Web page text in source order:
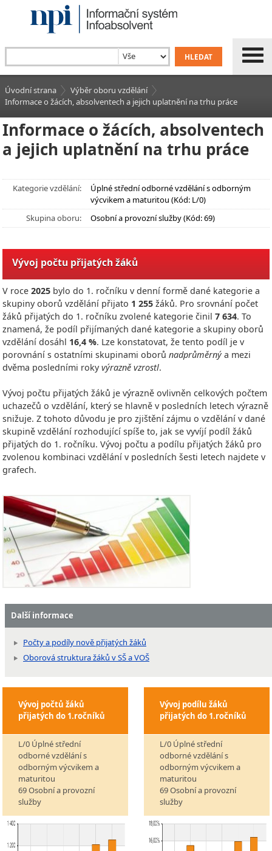
Úvodní strana
Výběr oboru vzdělání
Informace o žácích, absolventech a jejich uplatnění na trhu práce
Informace o žácích, absolventech
a jejich uplatnění na trhu práce
Kategorie vzdělání:
Úplné střední odborné vzdělání s odborným
výcvikem a maturitou (Kód: L/0)
Skupina oboru:
Osobní a provozní služby (Kód: 69)
Vývoj počtu přijatých žáků
V roce 2025 bylo do 1. ročníku v denní formě dané kategorie a
skupiny oborů vzdělání přijato 1 255 žáků. Pro srovnání počet
žáků přijatých do 1. ročníku zvolené kategorie činil 7 634. To
znamená, že podíl přijímaných dané kategorie a skupiny oborů
vzdělání dosáhl 16,4 %. Lze konstatovat, že tento podíl je v
porovnání s ostatními skupinami oborů nadprůměrnýa mezi
dvěma posledními rokyvýrazně vzrostl.
Vývoj počtu přijatých žáků je výrazně ovlivněn celkových počtem
uchazečů o vzdělání, který se hlavně v posledních letech výrazně
snižuje. Z tohoto důvodu je pro zjištění zájmu o vzdělání v dané
skupině vzdělání rozhodující spíše to, jak se vyvíjí podíl žáků
přijatých do 1. ročníku. Vývoj počtu a podílu přijatých žáků pro
zvolenou kombinaci vzdělání v posledních šesti letech najdete v
grafech.
Další informace
Počty a podíly nově přijatých žáků
Oborová struktura žáků v SŠ a VOŠ
Vývoj počtů žáků
přijatých do 1.ročníků
L/0 Úplné střední
odborné vzdělání s
odborným výcvikem a
maturitou
69 Osobní a provozní
služby
Vývoj podílu žáků
přijatých do 1.ročníků
L/0 Úplné střední
odborné vzdělání s
odborným výcvikem a
maturitou
69 Osobní a provozní
služby